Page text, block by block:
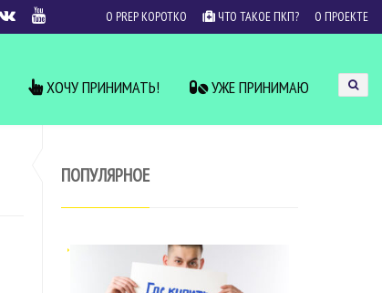
О PREP КОРОТКО ЧТО ТАКОЕ ПКП? О ПРОЕКТЕ
ХОЧУ ПРИНИМАТЬ! УЖЕ ПРИНИМАЮ
ПОПУЛЯРНОЕ